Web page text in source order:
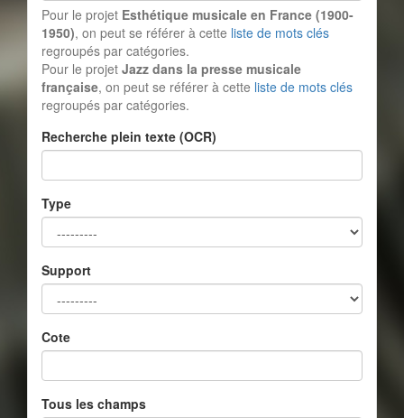
Pour le projet Esthétique musicale en France (1900-
1950), on peut se référer à cette liste de mots clés
regroupés par catégories.
Pour le projet Jazz dans la presse musicale
française, on peut se référer à cette liste de mots clés
regroupés par catégories.
Recherche plein texte (OCR)
Type
Support
Cote
Tous les champs